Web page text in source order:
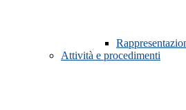
Attività e procedimenti